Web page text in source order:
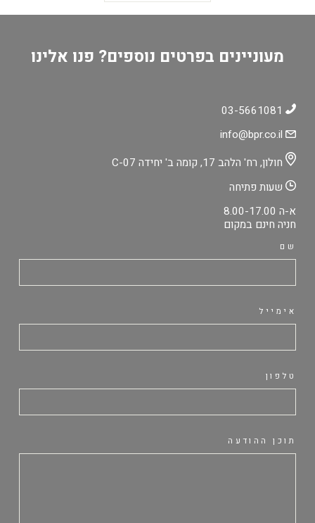
מעוניינים בפרטים נוספים? פנו אלינו
חולון, רח' הלהב 17, קומה ב' יחידה C-07
שעות פתיחה
א-ה 8.00-17.00
חניה חינם במקום
שם
אימייל
טלפון
תוכן ההודעה